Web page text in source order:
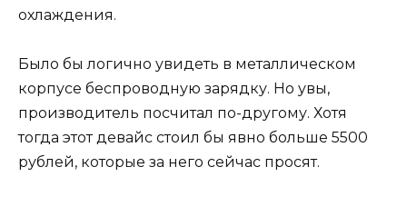
охлаждения.
Было бы логично увидеть в металлическом
корпусе беспроводную зарядку. Но увы,
производитель посчитал по-другому. Хотя
тогда этот девайс стоил бы явно больше 5500
рублей, которые за него сейчас просят.